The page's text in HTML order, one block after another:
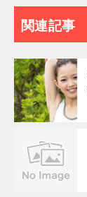
関連記事